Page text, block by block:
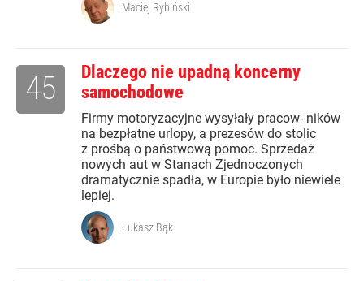
Maciej Rybiński
Dlaczego nie upadną koncerny
samochodowe
Firmy motoryzacyjne wysyłały pracow- ników
na bezpłatne urlopy, a prezesów do stolic
z prośbą o państwową pomoc. Sprzedaż
nowych aut w Stanach Zjednoczonych
dramatycznie spadła, w Europie było niewiele
lepiej.
45
Łukasz Bąk